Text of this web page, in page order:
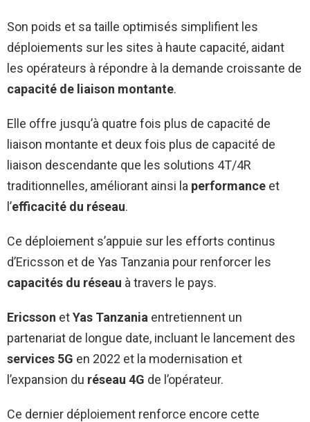
Son poids et sa taille optimisés simplifient les
déploiements sur les sites à haute capacité, aidant
les opérateurs à répondre à la demande croissante de
capacité de liaison montante.
Elle offre jusqu’à quatre fois plus de capacité de
liaison montante et deux fois plus de capacité de
liaison descendante que les solutions 4T/4R
traditionnelles, améliorant ainsi la performance et
l’efficacité du réseau.
Ce déploiement s’appuie sur les efforts continus
d’Ericsson et de Yas Tanzania pour renforcer les
capacités du réseau à travers le pays.
Ericsson etYas Tanzania entretiennent un
partenariat de longue date, incluant le lancement des
services 5G en 2022 et la modernisation et
l’expansion du réseau 4G de l’opérateur.
Ce dernier déploiement renforce encore cette